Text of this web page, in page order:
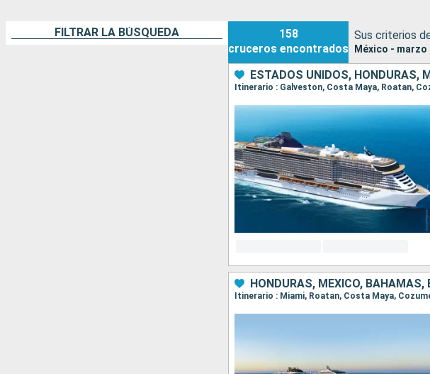
FILTRAR LA BÚSQUEDA
158
cruceros encontrados
Sus criterios
México - marzo
ESTADOS UNIDOS, HONDURAS,
Itinerario : Galveston, Costa Maya, Roatan,
HONDURAS, MÉXICO, BAHAMAS,
Itinerario : Miami, Roatan, Costa Maya,